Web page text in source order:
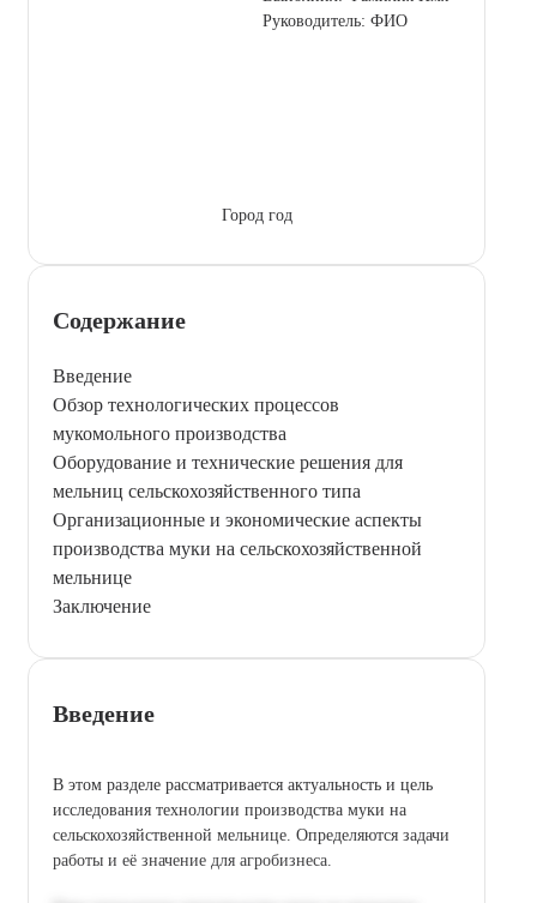
Руководитель: ФИО
Город год
Содержание
Введение
Обзор технологических процессов
мукомольного производства
Оборудование и технические решения для
мельниц сельскохозяйственного типа
Организационные и экономические аспекты
производства муки на сельскохозяйственной
мельнице
Заключение
Введение
В этом разделе рассматривается актуальность и цель
исследования технологии производства муки на
сельскохозяйственной мельнице. Определяются задачи
работы и её значение для агробизнеса.